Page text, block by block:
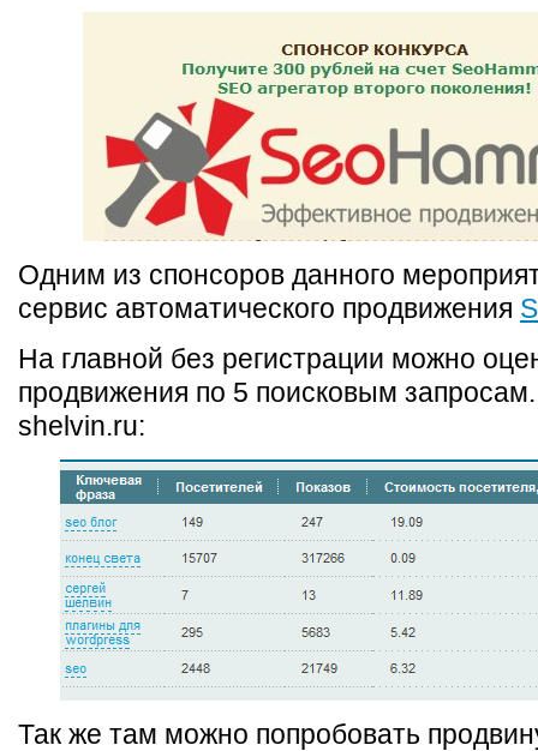
Одним из спонсоров данного
сервис автоматического продвижения
На главной без регистрации можно
продвижения по 5 поисковым
shelvin.ru:
Так же там можно попробовать